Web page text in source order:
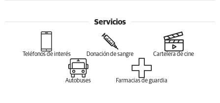
Servicios
Teléfonos de interés Donación de sangre Cartelera de cine
Autobuses Farmacias de guardia